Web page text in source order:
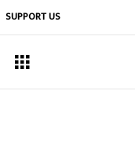
SUPPORT US